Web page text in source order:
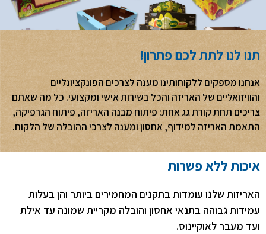
תנו לנו לתת לכם פתרון!​
אנחנו מספקים ללקוחותינו מענה לצרכים הפונקציונליים
והוויזואליים של האריזה והכל בשירות אישי ומקצועי. כל מה שאתם
צריכים תחת קורת גג אחת: פיתוח מבנה האריזה, פיתוח הגרפיקה,
התאמת האריזה למידוף, אחסון ומענה לצרכי ההובלה של הלקוח.
איכות ללא פשרות
האריזות שלנו עומדות בתקנים המחמירים ביותר והן בעלות
עמידות גבוהה בתנאי אחסון והובלה מקריית שמונה עד אילת
ועד מעבר לאוקיינוס.